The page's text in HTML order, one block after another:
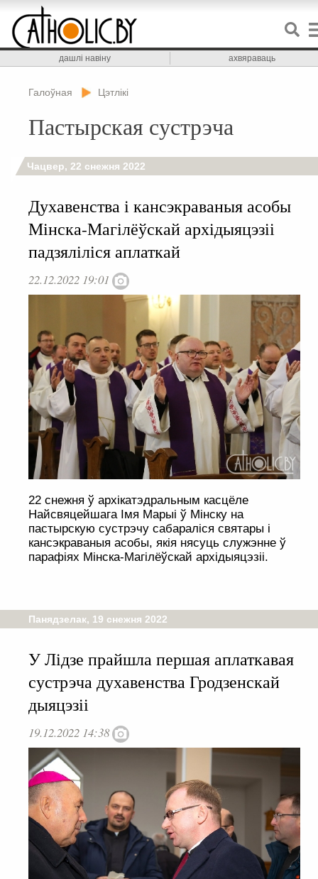
дашлі навіну ахвяраваць
Галоўная Цэтлікі
Пастырская сустрэча
Чацвер, 22 снежня 2022
Духавенства і кансэкраваныя асобы
Мінска-Магілёўскай архідыяцэзіі
падзяліліся аплаткай
22.12.2022 19:01
22 снежня ў архікатэдральным касцёле
Найсвяцейшага Імя Марыі ў Мінску на
пастырскую сустрэчу сабараліся святары і
кансэкраваныя асобы, якія нясуць служэнне ў
парафіях Мінска-Магілёўскай архідыяцэзіі.
Панядзелак, 19 снежня 2022
У Лідзе прайшла першая аплаткавая
сустрэча духавенства Гродзенскай
дыяцэзіі
19.12.2022 14:38